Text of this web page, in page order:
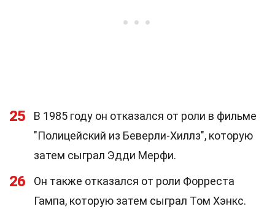
25
В 1985 году он отказался от роли в фильме
"Полицейский из Беверли-Хиллз", которую
затем сыграл Эдди Мерфи.
26
Он также отказался от роли Форреста
Гампа, которую затем сыграл Том Хэнкс.